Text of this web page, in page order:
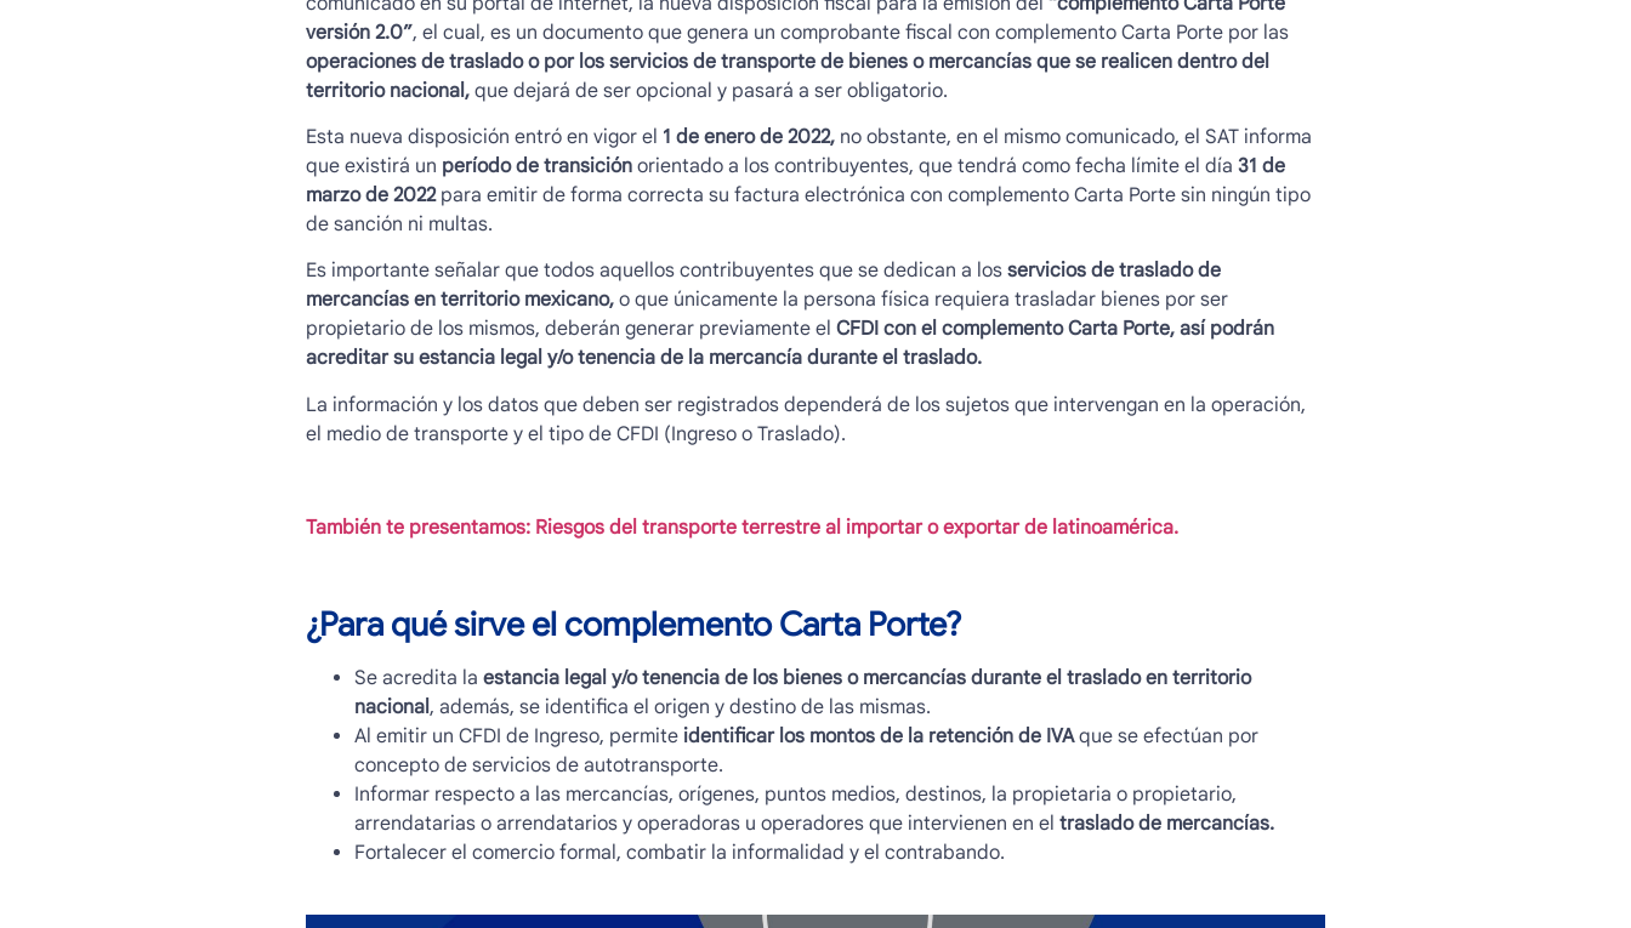
versión 2.0”, el cual, es un documento que genera un comprobante fiscal con complemento Carta Porte por las
operaciones de traslado o por los servicios de transporte de bienes o mercancías que se realicen dentro del
territorio nacional,que dejará de ser opcional y pasará a ser obligatorio.
Esta nueva disposición entró en vigor el 1 de enero de 2022,no obstante, en el mismo comunicado, el SAT informa
que existirá un período de transiciónorientado a los contribuyentes, que tendrá como fecha límite el día 31 de
marzo de 2022para emitir de forma correcta su factura electrónica con complemento Carta Porte sin ningún tipo
de sanción ni multas.
Es importante señalar que todos aquellos contribuyentes que se dedican a los servicios de traslado de
mercancías en territorio mexicano,o que únicamente la persona física requiera trasladar bienes por ser
propietario de los mismos, deberán generar previamente el CFDI con el complemento Carta Porte, así podrán
acreditar su estancia legal y/o tenencia de la mercancía durante el traslado.
La información y los datos que deben ser registrados dependerá de los sujetos que intervengan en la operación,
el medio de transporte y el tipo de CFDI (Ingreso o Traslado).
También te presentamos: Riesgos del transporte terrestre al importar o exportar de latinoamérica.
¿Para qué sirve el complemento Carta Porte?
Se acredita la estancia legal y/o tenencia de los bienes o mercancías durante el traslado en territorio
nacional, además, se identifica el origen y destino de las mismas.
Al emitir un CFDI de Ingreso, permite identificar los montos de la retención de IVAque se efectúan por
concepto de servicios de autotransporte.
Informar respecto a las mercancías, orígenes, puntos medios, destinos, la propietaria o propietario,
arrendatarias o arrendatarios y operadoras u operadores que intervienen en el traslado de mercancías.
Fortalecer el comercio formal, combatir la informalidad y el contrabando.